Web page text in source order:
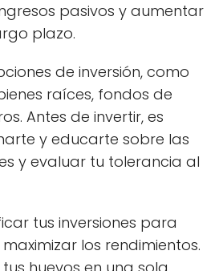
pasivos y aumentar
plazo.
de inversión, como
raíces, fondos de
Antes de invertir, es
y educarte sobre las
y evaluar tu tolerancia al
tus inversiones para
los rendimientos.